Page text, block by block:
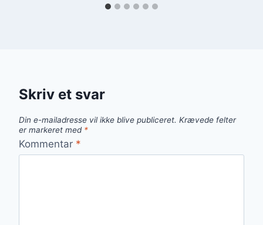
Skriv et svar
Din e-mailadresse vil ikke blive publiceret. Krævede felter
er markeret med *
Kommentar *